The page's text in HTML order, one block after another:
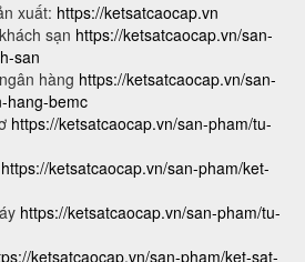
xuất: https://ketsatcaocap.vn
sạn https://ketsatcaocap.vn/san-
san
hàng https://ketsatcaocap.vn/san-
hang-bemc
https://ketsatcaocap.vn/san-pham/tu-
https://ketsatcaocap.vn/san-pham/ket-
https://ketsatcaocap.vn/san-pham/tu-
ketsatcaocap.vn/san-pham/ket-sat-